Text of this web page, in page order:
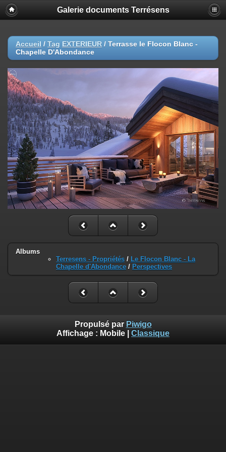
Galerie documents Terrésens
Accueil / Tag EXTERIEUR / Terrasse le Flocon Blanc -
Chapelle D'Abondance
Albums
Terresens - Propriétés / Le Flocon Blanc - La
Chapelle d'Abondance / Perspectives
Propulsé par Piwigo
Affichage : Mobile Classique